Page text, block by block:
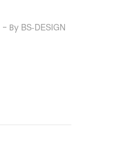
- By BS-DESIGN